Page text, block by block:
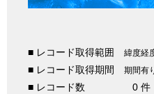
■ レコード取得範囲 緯度経
■ レコード取得期間 期間有
■ レコード数
0 件